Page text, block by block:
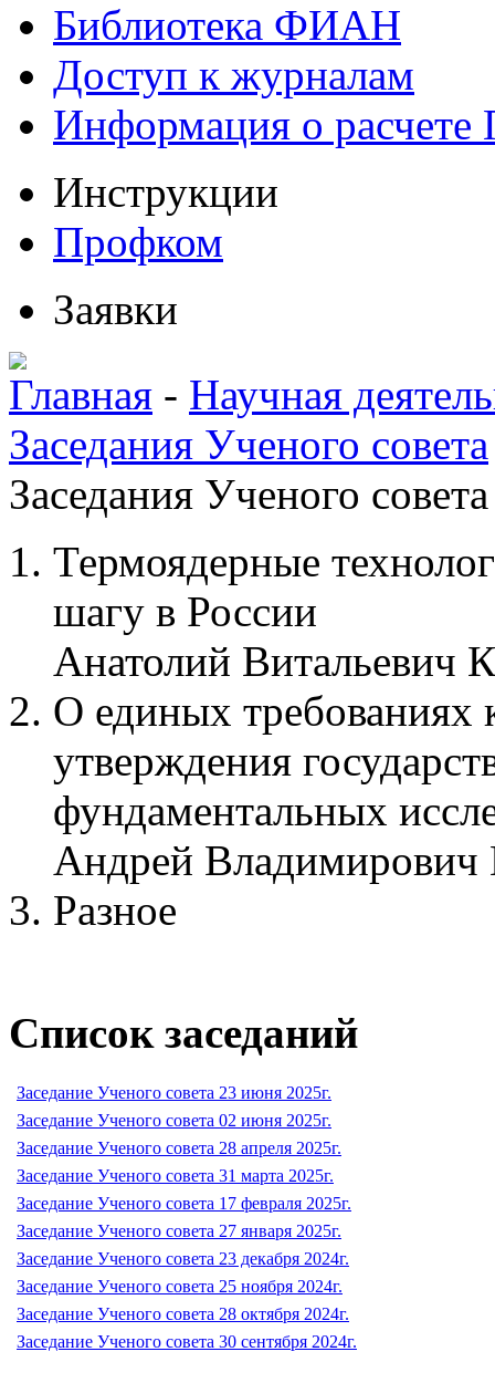
Библиотека ФИАН
Доступ к журналам
Информация о
Инструкции
Профком
Заявки
Главная - Научная
Заседания Ученого совета
Заседания Ученого
Термоядерные
шагу в России
Анатолий Витальевич
О единых требованиях
утверждения
фундаментальных
Андрей Владимирович
Разное
Список заседаний
Заседание Ученого совета 23 июня 2025г.
Заседание Ученого совета 02 июня 2025г.
Заседание Ученого совета 28 апреля 2025г.
Заседание Ученого совета 31 марта 2025г.
Заседание Ученого совета 17 февраля 2025г.
Заседание Ученого совета 27 января 2025г.
Заседание Ученого совета 23 декабря 2024г.
Заседание Ученого совета 25 ноября 2024г.
Заседание Ученого совета 28 октября 2024г.
Заседание Ученого совета 30 сентября 2024г.